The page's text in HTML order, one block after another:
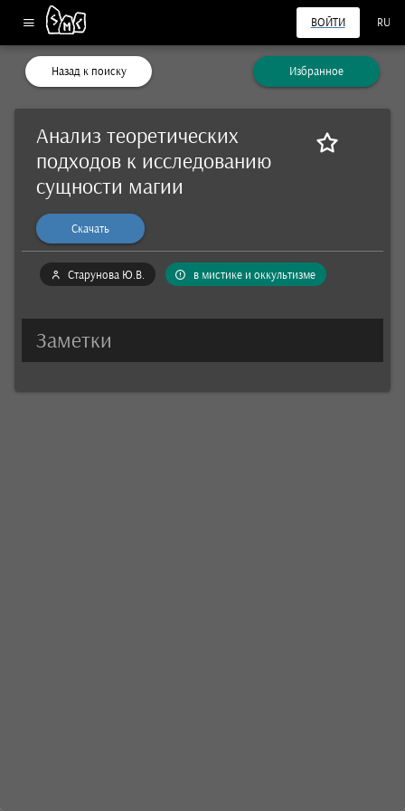
ВОЙТИ RU
Назад к поиску Избранное
Анализ теоретических
подходов к исследованию
сущности магии
Скачать
Старунова Ю.В. в мистике и оккультизме
Заметки